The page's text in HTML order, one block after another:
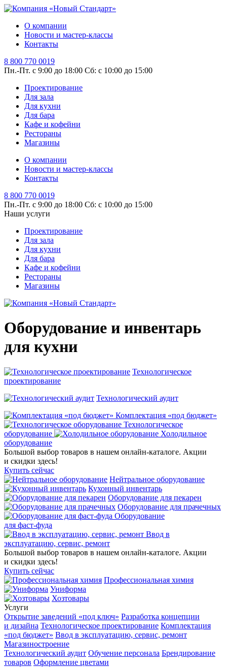
О компании
Новости и мастер-классы
Контакты
8 800 770 0019
Пн.-Пт. с 9:00 до 18:00 Сб: с 10:00 до 15:00
Проектирование
Для зала
Для кухни
Для бара
Кафе и кофейни
Рестораны
Магазины
О компании
Новости и мастер-классы
Контакты
8 800 770 0019
Пн.-Пт. с 9:00 до 18:00 Сб: с 10:00 до 15:00
Наши услуги
Проектирование
Для зала
Для кухни
Для бара
Кафе и кофейни
Рестораны
Магазины
Оборудование и инвентарь
для кухни
Технологическое
проектирование
Технологический аудит
Комплектация «под бюджет»
Технологическое
оборудование
Холодильное
оборудование
Большой выбор товаров в нашем онлайн‑каталоге. Акции
и скидки здесь!
Купить сейчас
Нейтральное оборудование
Кухонный инвентарь
Оборудование для пекарен
Оборудование для прачечных
Оборудование
для фаст-фуда
Ввод в
эксплуатацию, сервис, ремонт
Большой выбор товаров в нашем онлайн‑каталоге. Акции
и скидки здесь!
Купить сейчас
Профессиональная химия
Униформа
Хозтовары
Услуги
Открытие заведений «под ключ» Разработка концепции
и дизайна Технологическое проектирование Комплектация
«под бюджет» Ввод в эксплуатацию, сервис, ремонт
Магазиностроение
Технологический аудит Обучение персонала Брендирование
товаров Оформление цветами